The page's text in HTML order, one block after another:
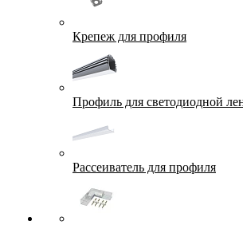
Крепеж для профиля
Профиль для светодиодной
Рассеиватель для профиля